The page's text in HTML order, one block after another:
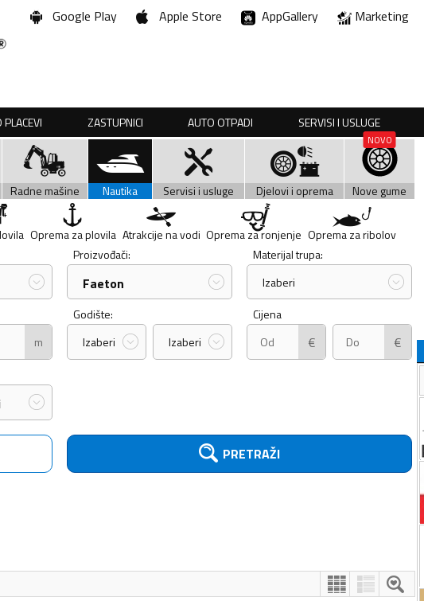
Google Play Apple Store AppGallery Marketing
PLACEVI ZASTUPNICI AUTO OTPADI SERVISI I USLUGE
Radne mašine Nautika Servisi i usluge Djelovi i oprema Nove gume
Oprema za plovila Atrakcije na vodi Oprema za ronjenje Oprema za ribolov
Proizvođači:
Faeton
Materijal trupa:
Izaberi
m
Godište:
Izaberi
Izaberi
Cijena
€ €
PRETRAŽI